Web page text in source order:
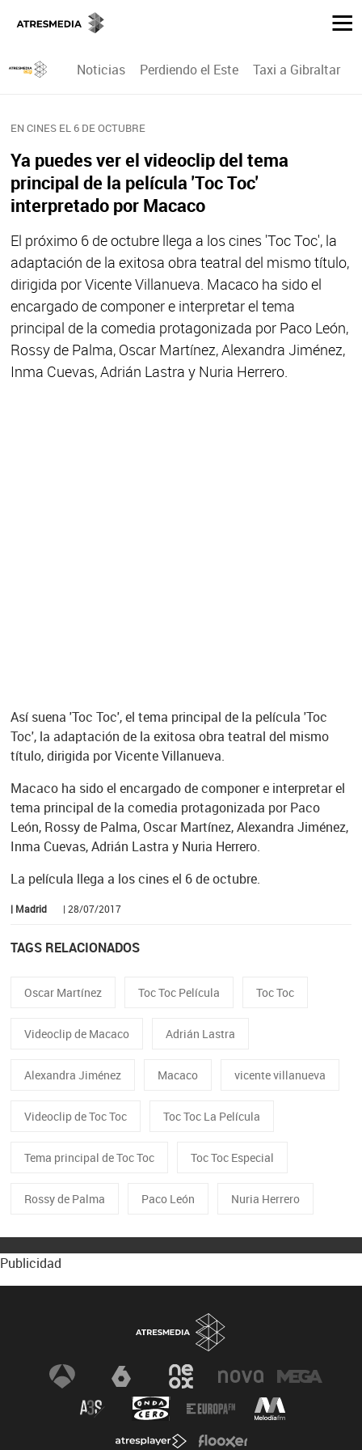
Noticias Perdiendo el Este Taxi a Gibraltar
EN CINES EL 6 DE OCTUBRE
Ya puedes ver el videoclip del tema
principal de la película 'Toc Toc'
interpretado por Macaco
El próximo 6 de octubre llega a los cines 'Toc Toc', la
adaptación de la exitosa obra teatral del mismo título,
dirigida por Vicente Villanueva. Macaco ha sido el
encargado de componer e interpretar el tema
principal de la comedia protagonizada por Paco León,
Rossy de Palma, Oscar Martínez, Alexandra Jiménez,
Inma Cuevas, Adrián Lastra y Nuria Herrero.
Así suena 'Toc Toc', el tema principal de la película 'Toc
Toc', la adaptación de la exitosa obra teatral del mismo
título, dirigida por Vicente Villanueva.
Macaco ha sido el encargado de componer e interpretar el
tema principal de la comedia protagonizada por Paco
León, Rossy de Palma, Oscar Martínez, Alexandra Jiménez,
Inma Cuevas, Adrián Lastra y Nuria Herrero.
La película llega a los cines el 6 de octubre.
| Madrid | 28/07/2017
TAGS RELACIONADOS
Oscar Martínez Toc Toc Película Toc Toc
Videoclip de Macaco Adrián Lastra
Alexandra Jiménez Macaco vicente villanueva
Videoclip de Toc Toc Toc Toc La Película
Tema principal de Toc Toc Toc Toc Especial
Rossy de Palma Paco León Nuria Herrero
Publicidad